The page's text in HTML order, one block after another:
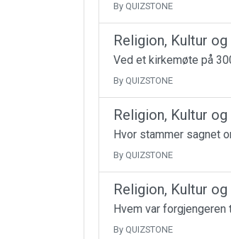
By QUIZSTONE
Religion, Kultur og
Ved et kirkemøte på
By QUIZSTONE
Religion, Kultur og
Hvor stammer sagnet
By QUIZSTONE
Religion, Kultur og
Hvem var
By QUIZSTONE